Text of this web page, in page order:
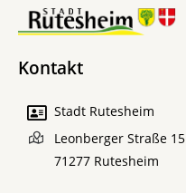
Kontakt
Stadt Rutesheim
Leonberger Straße 15
71277 Rutesheim